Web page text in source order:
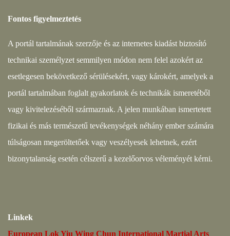
Fontos figyelmeztetés
A portál tartalmának szerzője és az internetes kiadást biztosító
technikai személyzet semmilyen módon nem felel azokért az
esetlegesen bekövetkező sérülésekért, vagy károkért, amelyek a
portál tartalmában foglalt gyakorlatok és technikák ismeretéből
vagy kivitelezéséből származnak. A jelen munkában ismertetett
fizikai és más természetű tevékenységek néhány ember számára
túlságosan megeröltetőek vagy veszélyesek lehetnek, ezért
bizonytalanság esetén célszerű a kezelőorvos véleményét kérni.
Linkek
European Lok Yiu Wing Chun International Martial Arts